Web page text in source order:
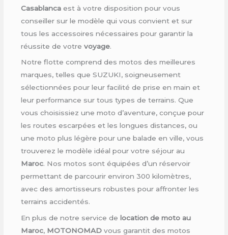
Casablanca est à votre disposition pour vous
conseiller sur le modèle qui vous convient et sur
tous les accessoires nécessaires pour garantir la
réussite de votre voyage.
Notre flotte comprend des motos des meilleures
marques, telles que SUZUKI, soigneusement
sélectionnées pour leur facilité de prise en main et
leur performance sur tous types de terrains. Que
vous choisissiez une moto d’aventure, conçue pour
les routes escarpées et les longues distances, ou
une moto plus légère pour une balade en ville, vous
trouverez le modèle idéal pour votre séjour au
Maroc. Nos motos sont équipées d’un réservoir
permettant de parcourir environ 300 kilomètres,
avec des amortisseurs robustes pour affronter les
terrains accidentés.
En plus de notre service de location de moto au
Maroc, MOTONOMAD vous garantit des motos